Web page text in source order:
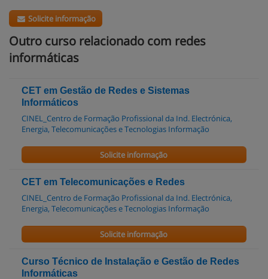
Solicite informação
Outro curso relacionado com redes
informáticas
CET em Gestão de Redes e Sistemas
Informáticos
CINEL_Centro de Formação Profissional da Ind. Electrónica,
Energia, Telecomunicações e Tecnologias Informação
Solicite informação
CET em Telecomunicações e Redes
CINEL_Centro de Formação Profissional da Ind. Electrónica,
Energia, Telecomunicações e Tecnologias Informação
Solicite informação
Curso Técnico de Instalação e Gestão de Redes
Informáticas